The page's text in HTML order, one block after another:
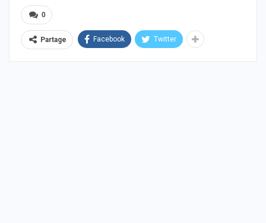
0
Partage Facebook Twitter